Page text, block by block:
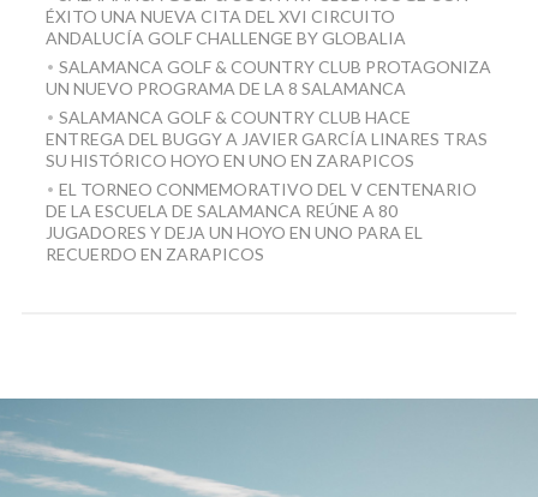
ÉXITO UNA NUEVA CITA DEL XVI CIRCUITO
ANDALUCÍA GOLF CHALLENGE BY GLOBALIA
SALAMANCA GOLF & COUNTRY CLUB PROTAGONIZA
UN NUEVO PROGRAMA DE LA 8 SALAMANCA
SALAMANCA GOLF & COUNTRY CLUB HACE
ENTREGA DEL BUGGY A JAVIER GARCÍA LINARES TRAS
SU HISTÓRICO HOYO EN UNO EN ZARAPICOS
EL TORNEO CONMEMORATIVO DEL V CENTENARIO
DE LA ESCUELA DE SALAMANCA REÚNE A 80
JUGADORES Y DEJA UN HOYO EN UNO PARA EL
RECUERDO EN ZARAPICOS